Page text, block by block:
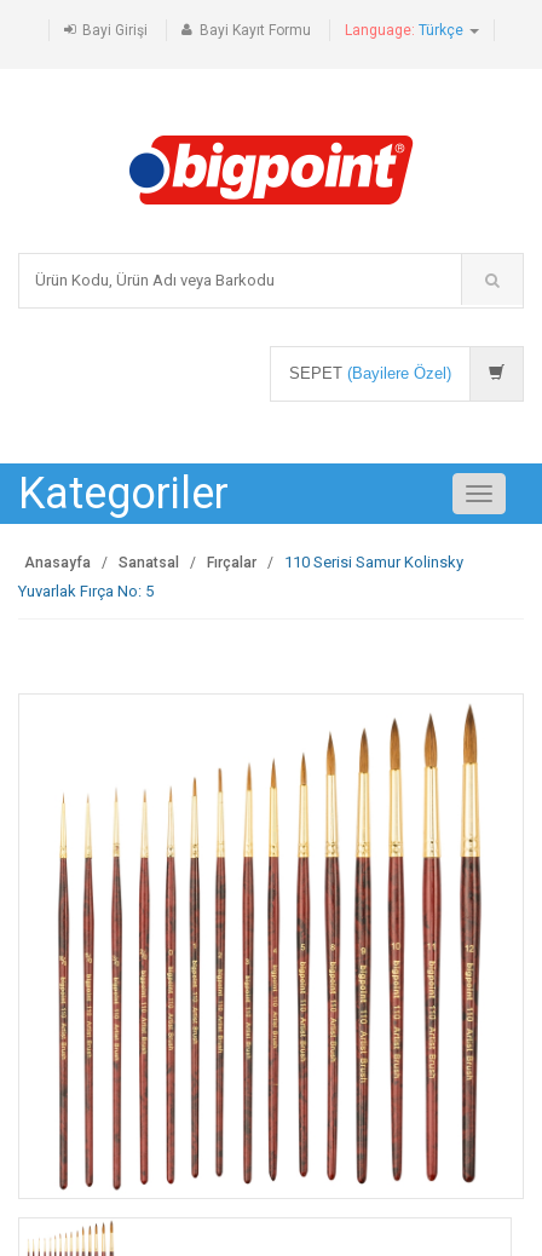
Bayi Girişi Bayi Kayıt Formu Language: Türkçe
SEPET (Bayilere Özel)
Kategoriler
Toggle
Anasayfa Sanatsal Fırçalar
110 Serisi Samur Kolinsky
Yuvarlak Fırça No: 5